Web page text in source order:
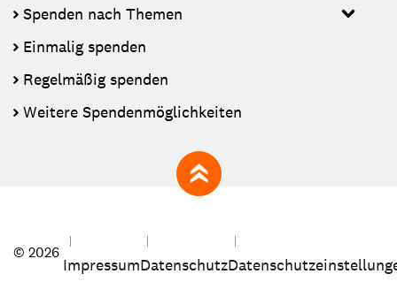
Spenden nach Themen
Einmalig spenden
Regelmäßig spenden
Weitere Spendenmöglichkeiten
zum Seitenanfang
© 2026
ImpressumDatenschutz